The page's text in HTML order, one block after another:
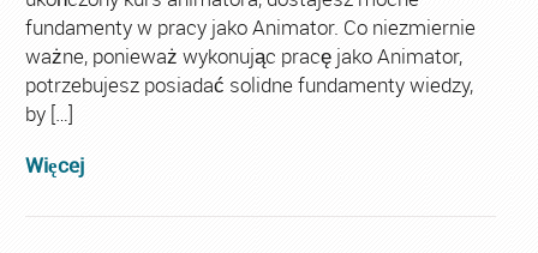
fundamenty w pracy jako Animator. Co niezmiernie
ważne, ponieważ wykonując pracę jako Animator,
potrzebujesz posiadać solidne fundamenty wiedzy,
by […]
Więcej